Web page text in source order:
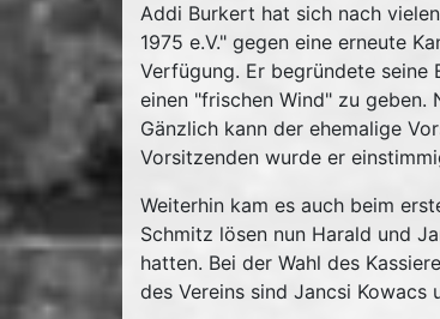
Addi Burkert hat sich nach
1975 e.V." gegen eine erneute
Verfügung. Er begründete seine
einen "frischen Wind" zu
Gänzlich kann der ehemalige
Vorsitzenden wurde er
Weiterhin kam es auch beim
Schmitz lösen nun Harald und
hatten. Bei der Wahl des
des Vereins sind Jancsi Kowacs